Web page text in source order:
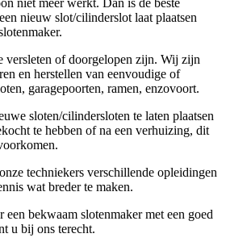
nieuw slot/cilinderslot laat plaatsen
versleten of doorgelopen zijn. Wij zijn
en herstellen van eenvoudige of
garagepoorten, ramen, enzovoort.
sloten/cilindersloten te laten plaatsen
te hebben of na een verhuizing, dit
techniekers verschillende opleidingen
wat breder te maken.
bekwaam slotenmaker met een goed
u bij ons terecht.